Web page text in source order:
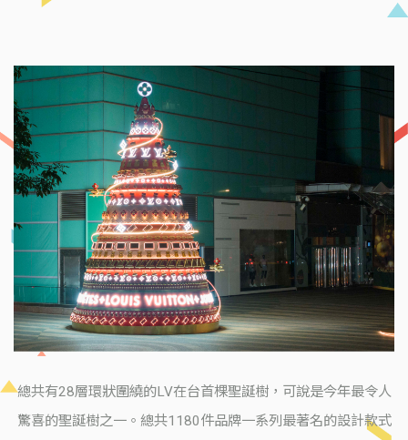
總共有28層環狀圍繞的LV在台首棵聖誕樹，可說是今年最令人
驚喜的聖誕樹之一。總共1180件品牌一系列最著名的設計款式